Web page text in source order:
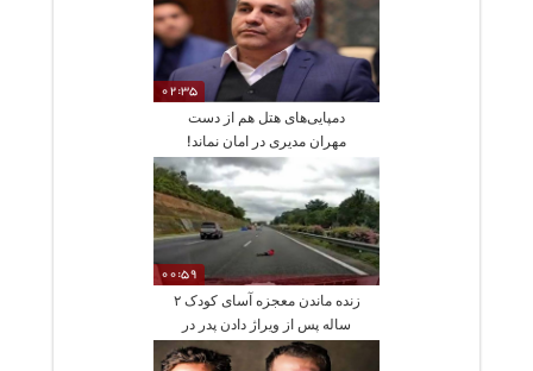
02:35
دمپایی‌های هتل هم از دست
مهران مدیری در امان نماند!
00:59
زنده ماندن معجزه آسای کودک ۲
ساله پس از ویراژ دادن پدر در
جاده